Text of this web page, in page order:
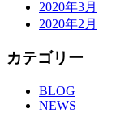
2020年3月
2020年2月
カテゴリー
BLOG
NEWS